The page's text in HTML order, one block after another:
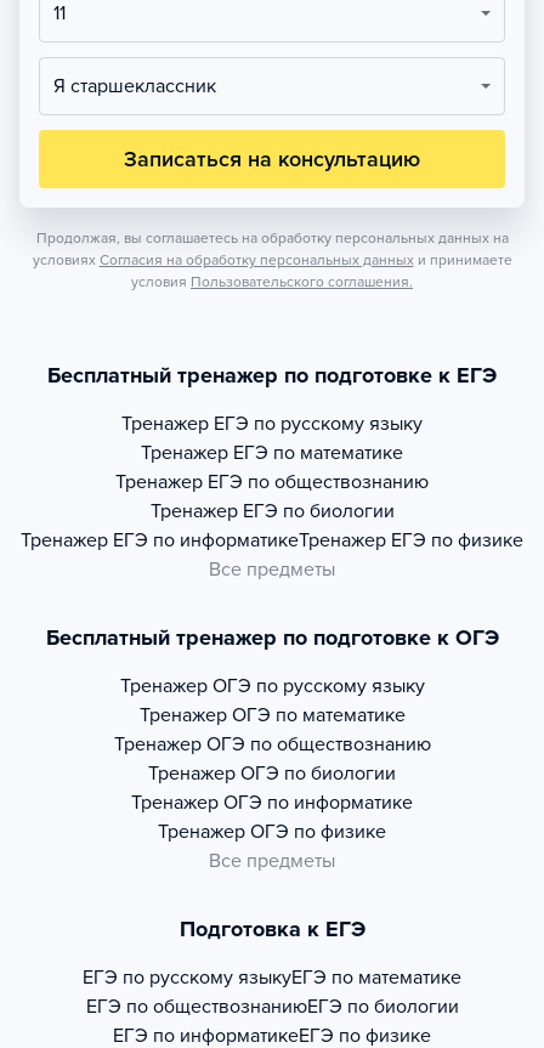
11
Я старшеклассник
Записаться на консультацию
Продолжая, вы соглашаетесь на обработку персональных данных на
условиях Согласия на обработку персональных данных и принимаете
условия Пользовательского соглашения.
Бесплатный тренажер по подготовке к ЕГЭ
Тренажер ЕГЭ по русскому языку
Тренажер ЕГЭ по математике
Тренажер ЕГЭ по обществознанию
Тренажер ЕГЭ по биологии
Тренажер ЕГЭ по информатикеТренажер ЕГЭ по физике
Все предметы
Бесплатный тренажер по подготовке к ОГЭ
Тренажер ОГЭ по русскому языку
Тренажер ОГЭ по математике
Тренажер ОГЭ по обществознанию
Тренажер ОГЭ по биологии
Тренажер ОГЭ по информатике
Тренажер ОГЭ по физике
Все предметы
Подготовка к ЕГЭ
ЕГЭ по русскому языкуЕГЭ по математике
ЕГЭ по обществознаниюЕГЭ по биологии
ЕГЭ по информатикеЕГЭ по физике